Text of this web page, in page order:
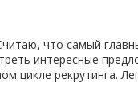
что самый
интересные
цикле рекрутинга.